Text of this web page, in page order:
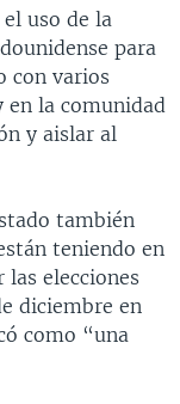
uso de la
para
con varios
en la comunidad
y aislar al
también
teniendo en
las elecciones
diciembre en
como “una